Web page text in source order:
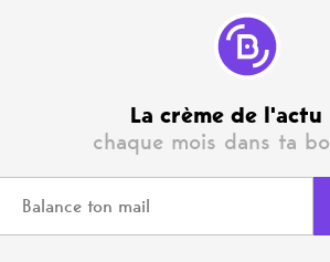
La crème de l'actu
chaque mois dans ta